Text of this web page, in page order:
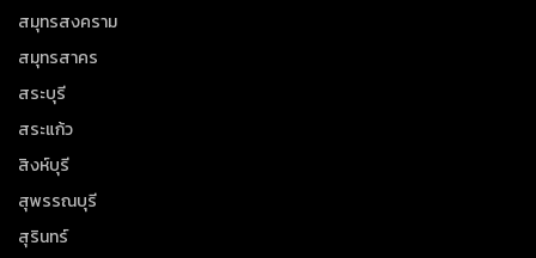
สมุทรสงคราม
สมุทรสาคร
สระบุรี
สระแก้ว
สิงห์บุรี
สุพรรณบุรี
สุรินทร์